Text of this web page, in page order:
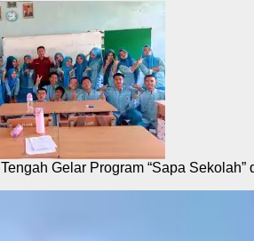
Gelar Program “Sapa